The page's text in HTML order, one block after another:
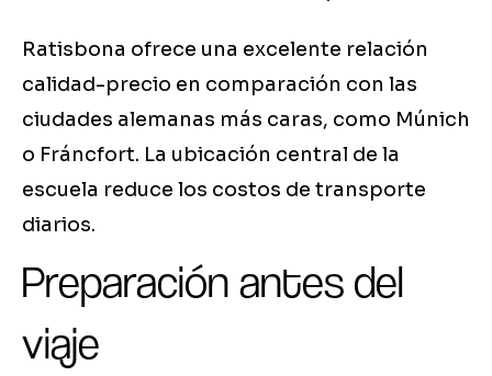
Ratisbona ofrece una excelente relación
calidad-precio en comparación con las
ciudades alemanas más caras, como Múnich
o Fráncfort. La ubicación central de la
escuela reduce los costos de transporte
diarios.
Preparación antes del
viaje